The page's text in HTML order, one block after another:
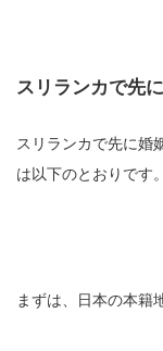
スリランカで先
スリランカで先に婚
は以下のとおりです。
まずは、日本の本籍